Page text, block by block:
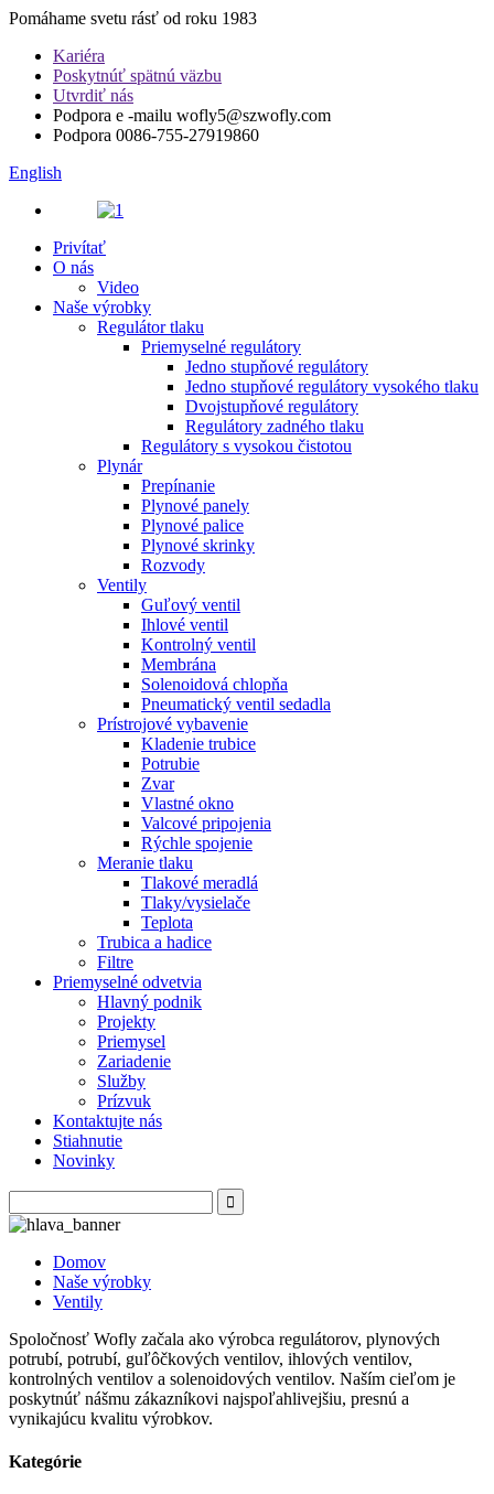
Pomáhame svetu rásť od roku 1983
Kariéra
Poskytnúť spätnú väzbu
Utvrdiť nás
Podpora e -mailu wofly5@szwofly.com
Podpora 0086-755-27919860
English
Privítať
O nás
Video
Naše výrobky
Regulátor tlaku
Priemyselné regulátory
Jedno stupňové regulátory
Jedno stupňové regulátory vysokého tlaku
Dvojstupňové regulátory
Regulátory zadného tlaku
Regulátory s vysokou čistotou
Plynár
Prepínanie
Plynové panely
Plynové palice
Plynové skrinky
Rozvody
Ventily
Guľový ventil
Ihlové ventil
Kontrolný ventil
Membrána
Solenoidová chlopňa
Pneumatický ventil sedadla
Prístrojové vybavenie
Kladenie trubice
Potrubie
Zvar
Vlastné okno
Valcové pripojenia
Rýchle spojenie
Meranie tlaku
Tlakové meradlá
Tlaky/vysielače
Teplota
Trubica a hadice
Filtre
Priemyselné odvetvia
Hlavný podnik
Projekty
Priemysel
Zariadenie
Služby
Prízvuk
Kontaktujte nás
Stiahnutie
Novinky
Domov
Naše výrobky
Ventily
Spoločnosť Wofly začala ako výrobca regulátorov, plynových
potrubí, potrubí, guľôčkových ventilov, ihlových ventilov,
kontrolných ventilov a solenoidových ventilov. Naším cieľom je
poskytnúť nášmu zákazníkovi najspoľahlivejšiu, presnú a
vynikajúcu kvalitu výrobkov.
Kategórie